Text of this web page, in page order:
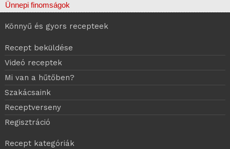
Ünnepi finomságok
Könnyű és gyors recepteek
Recept beküldése
Videó receptek
Mi van a hűtőben?
Szakácsaink
Receptverseny
Regisztráció
Recept kategóriák